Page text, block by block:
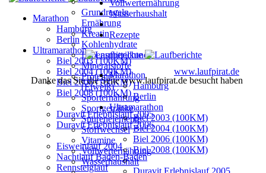
Marathon
Hamburg
Berlin
Ultramarathon
Biel 2003 (100KM)
Biel 2004 (100KM)
Biel 2006 (100KM)
Biel 2008 (100KM)
Duravit Erlebnislauf 2005
Duravit Erlebnislauf 2006
Eisweinlauf 2004
Nachtlauf Baden-Baden
Rennsteiglauf
www.laufpirat.de
Danke das Sie die Seite www.laufpirat.de besucht haben
Grundregeln
Ernährung
Kreatin
Kohlenhydrate
Lebensmittelkunde
Mineralstoffe
Proteine
(Eiweiß)
Sporternährung
Sportgetränke
Spurenelemente
Stoffwechsel
Vitamine
Vollwerternährung
Wasserhaushalt
Vollwerternährung
Wasserhaushalt
Rezepte
Marathon
Hamburg
Berlin
Ultramarathon
Biel 2003 (100KM)
Biel 2004 (100KM)
Biel 2006 (100KM)
Biel 2008 (100KM)
Duravit Erlebnislauf 2005